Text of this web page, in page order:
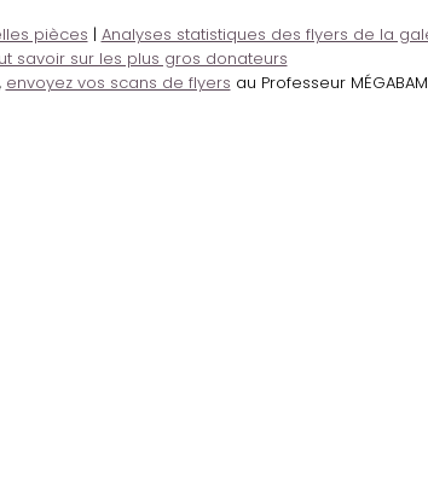
pièces | Analyses statistiques des flyers de la
savoir sur les plus gros donateurs
envoyez vos scans de flyers au Professeur